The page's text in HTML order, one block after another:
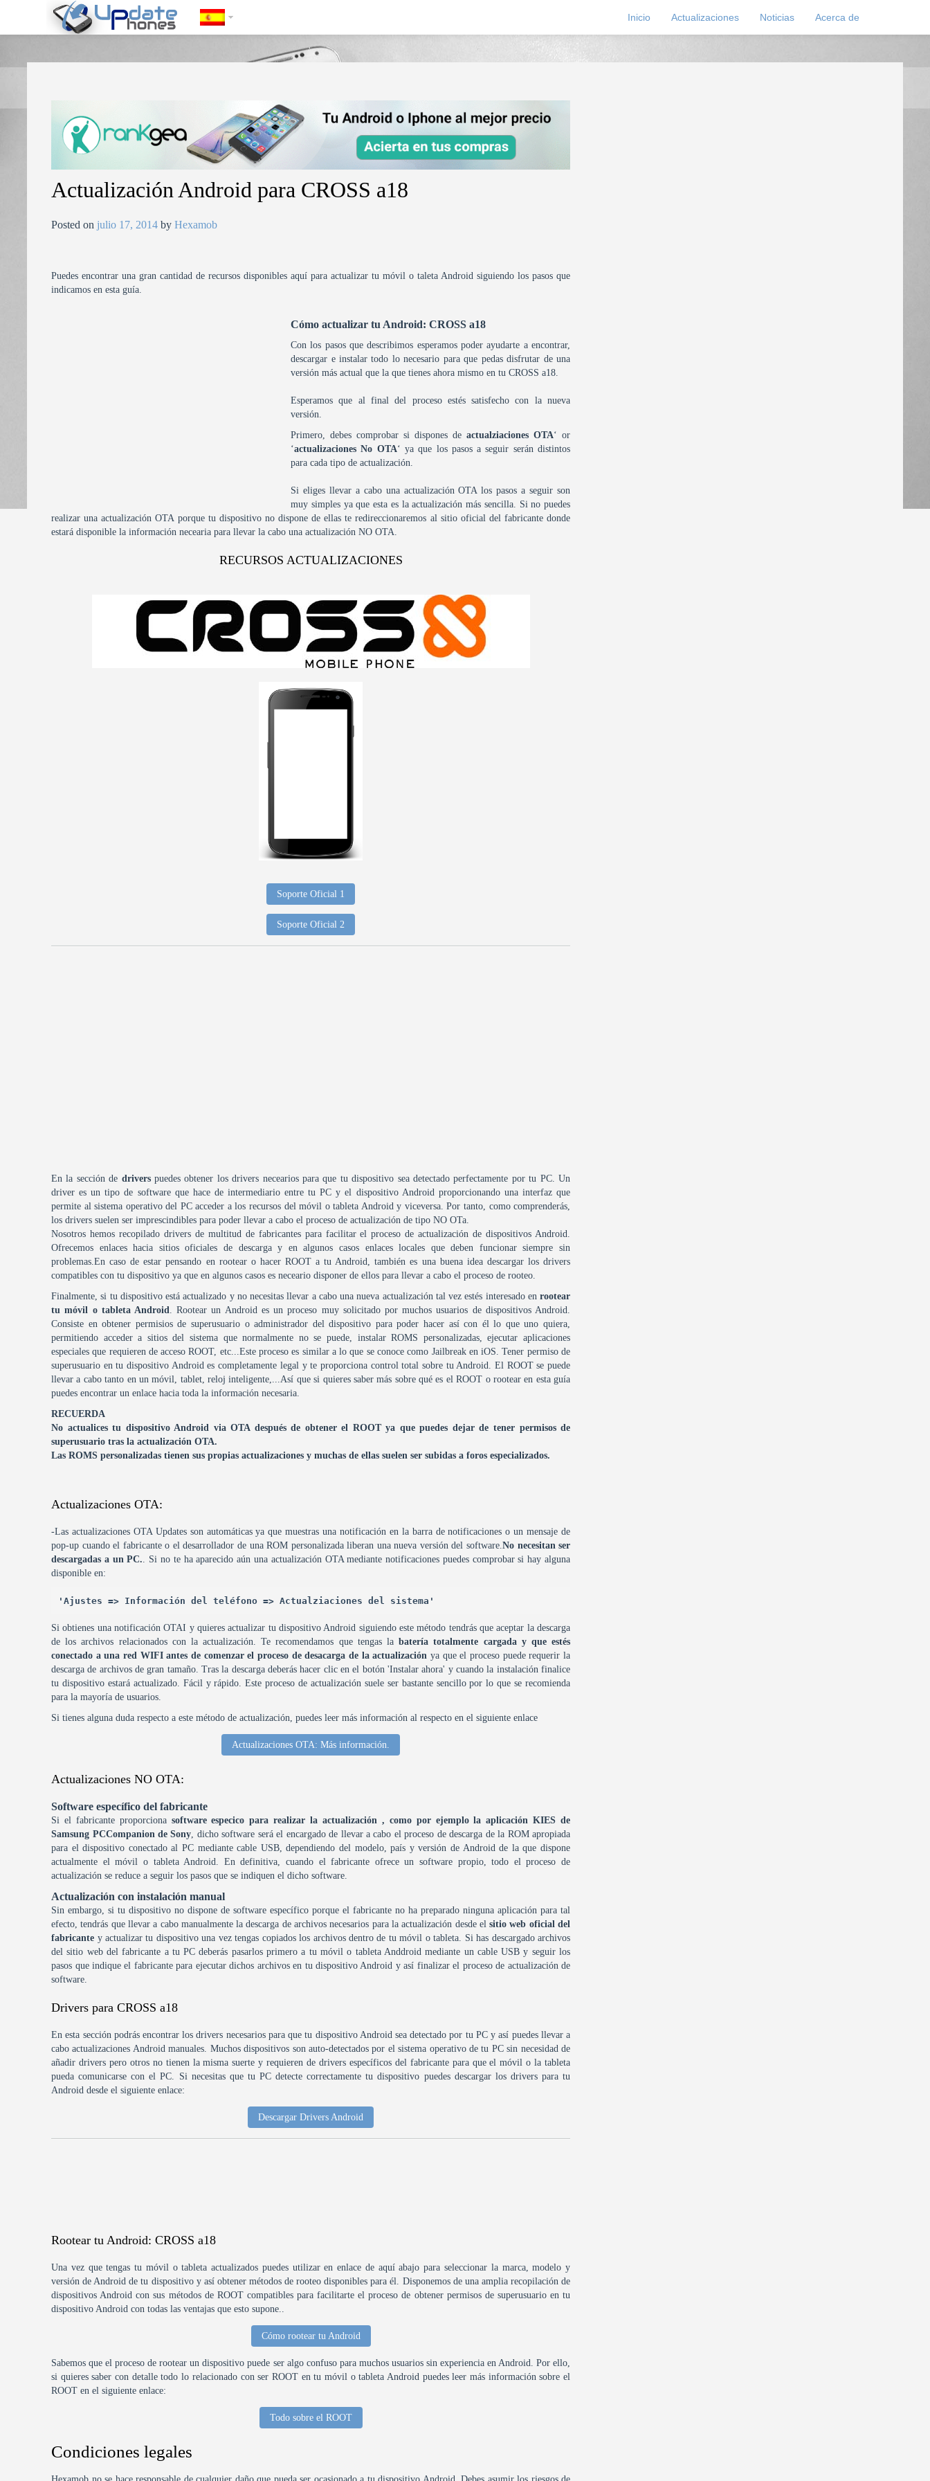
https://update-phones.com/es/actualizacion-android-para-cross-a18/
Inicio Actualizaciones Noticias Acerca de
Actualización Android para CROSS a18
Posted on julio 17, 2014 byHexamob
Puedes encontrar una gran cantidad de recursos disponibles aquí para actualizar tu móvil o taleta Android siguiendo los pasos que
indicamos en esta guía.
Cómo actualizar tu Android: CROSS a18
Con los pasos que describimos esperamos poder ayudarte a encontrar,
descargar e instalar todo lo necesario para que pedas disfrutar de una
versión más actual que la que tienes ahora mismo en tu CROSS a18.
Esperamos que al final del proceso estés satisfecho con la nueva
versión.
Primero, debes comprobar si dispones deactualziaciones OTA‘ or
‘actualizaciones No OTA‘ ya que los pasos a seguir serán distintos
para cada tipo de actualización.
Si eliges llevar a cabo una actualización OTA los pasos a seguir son
muy simples ya que esta es la actualización más sencilla. Si no puedes
realizar una actualización OTA porque tu dispositivo no dispone de ellas te redireccionaremos al sitio oficial del fabricante donde
estará disponible la información necearia para llevar la cabo una actualización NO OTA.
RECURSOS ACTUALIZACIONES
Soporte Oficial 1
Soporte Oficial 2
En la sección de driverspuedes obtener los drivers necearios para que tu dispositivo sea detectado perfectamente por tu PC. Un
driver es un tipo de software que hace de intermediario entre tu PC y el dispositivo Android proporcionando una interfaz que
permite al sistema operativo del PC acceder a los recursos del móvil o tableta Android y viceversa. Por tanto, como comprenderás,
los drivers suelen ser imprescindibles para poder llevar a cabo el proceso de actualización de tipo NO OTa.
Nosotros hemos recopilado drivers de multitud de fabricantes para facilitar el proceso de actualización de dispositivos Android.
Ofrecemos enlaces hacia sitios oficiales de descarga y en algunos casos enlaces locales que deben funcionar siempre sin
problemas.En caso de estar pensando en rootear o hacer ROOT a tu Android, también es una buena idea descargar los drivers
compatibles con tu dispositivo ya que en algunos casos es neceario disponer de ellos para llevar a cabo el proceso de rooteo.
Finalmente, si tu dispositivo está actualizado y no necesitas llevar a cabo una nueva actualización tal vez estés interesado enrootear
tu móvil o tableta Android. Rootear un Android es un proceso muy solicitado por muchos usuarios de dispositivos Android.
Consiste en obtener permisios de superusuario o administrador del dispositivo para poder hacer así con él lo que uno quiera,
permitiendo acceder a sitios del sistema que normalmente no se puede, instalar ROMS personalizadas, ejecutar aplicaciones
especiales que requieren de acceso ROOT, etc...Este proceso es similar a lo que se conoce como Jailbreak en iOS. Tener permiso de
superusuario en tu dispositivo Android es completamente legal y te proporciona control total sobre tu Android. El ROOT se puede
llevar a cabo tanto en un móvil, tablet, reloj inteligente,...Así que si quieres saber más sobre qué es el ROOT o rootear en esta guía
puedes encontrar un enlace hacia toda la información necesaria.
RECUERDA
No actualices tu dispositivo Android via OTA después de obtener el ROOT ya que puedes dejar de tener permisos de
superusuario tras la actualización OTA.
Las ROMS personalizadas tienen sus propias actualizaciones y muchas de ellas suelen ser subidas a foros especializados.
Actualizaciones OTA:
-Las actualizaciones OTA Updates son automáticas ya que muestras una notificación en la barra de notificaciones o un mensaje de
pop-up cuando el fabricante o el desarrollador de una ROM personalizada liberan una nueva versión del software.No necesitan ser
descargadas a un PC.. Si no te ha aparecido aún una actualización OTA mediante notificaciones puedes comprobar si hay alguna
disponible en:
'Ajustes => Información del teléfono => Actualziaciones del sistema'
Si obtienes una notificación OTAI y quieres actualizar tu dispositivo Android siguiendo este método tendrás que aceptar la descarga
de los archivos relacionados con la actualización. Te recomendamos que tengas labatería totalmente cargada y que estés
conectado a una red WIFI antes de comenzar el proceso de desacarga de la actualización ya que el proceso puede requerir la
descarga de archivos de gran tamaño. Tras la descarga deberás hacer clic en el botón 'Instalar ahora' y cuando la instalación finalice
tu dispositivo estará actualizado. Fácil y rápido. Este proceso de actualización suele ser bastante sencillo por lo que se recomienda
para la mayoría de usuarios.
Si tienes alguna duda respecto a este método de actualización, puedes leer más información al respecto en el siguiente enlace
Actualizaciones OTA: Más información.
Actualizaciones NO OTA:
Software específico del fabricante
Si el fabricante proporciona software especico para realizar la actualización , como por ejemplo la aplicación KIES de
Samsung PCCompanion de Sony, dicho software será el encargado de llevar a cabo el proceso de descarga de la ROM apropiada
para el dispositivo conectado al PC mediante cable USB, dependiendo del modelo, país y versión de Android de la que dispone
actualmente el móvil o tableta Android. En definitiva, cuando el fabricante ofrece un software propio, todo el proceso de
actualización se reduce a seguir los pasos que se indiquen el dicho software.
Actualización con instalación manual
Sin embargo, si tu dispositivo no dispone de software específico porque el fabricante no ha preparado ninguna aplicación para tal
efecto, tendrás que llevar a cabo manualmente la descarga de archivos necesarios para la actualización desde elsitio web oficial del
fabricante y actualizar tu dispositivo una vez tengas copiados los archivos dentro de tu móvil o tableta. Si has descargado archivos
del sitio web del fabricante a tu PC deberás pasarlos primero a tu móvil o tableta Anddroid mediante un cable USB y seguir los
pasos que indique el fabricante para ejecutar dichos archivos en tu dispositivo Android y así finalizar el proceso de actualización de
software.
Drivers para CROSS a18
En esta sección podrás encontrar los drivers necesarios para que tu dispositivo Android sea detectado por tu PC y así puedes llevar a
cabo actualizaciones Android manuales. Muchos dispositivos son auto-detectados por el sistema operativo de tu PC sin necesidad de
añadir drivers pero otros no tienen la misma suerte y requieren de drivers específicos del fabricante para que el móvil o la tableta
pueda comunicarse con el PC. Si necesitas que tu PC detecte correctamente tu dispositivo puedes descargar los drivers para tu
Android desde el siguiente enlace:
Descargar Drivers Android
Rootear tu Android: CROSS a18
Una vez que tengas tu móvil o tableta actualizados puedes utilizar en enlace de aquí abajo para seleccionar la marca, modelo y
versión de Android de tu dispositivo y así obtener métodos de rooteo disponibles para él. Disponemos de una amplia recopilación de
dispositivos Android con sus métodos de ROOT compatibles para facilitarte el proceso de obtener permisos de superusuario en tu
dispositivo Android con todas las ventajas que esto supone..
Cómo rootear tu Android
Sabemos que el proceso de rootear un dispositivo puede ser algo confuso para muchos usuarios sin experiencia en Android. Por ello,
si quieres saber con detalle todo lo relacionado con ser ROOT en tu móvil o tableta Android puedes leer más información sobre el
ROOT en el siguiente enlace:
Todo sobre el ROOT
Condiciones legales